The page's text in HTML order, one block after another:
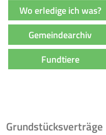
Wo erledige ich was?
Gemeindearchiv
Fundtiere
Grundstücksverträge